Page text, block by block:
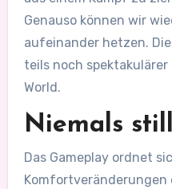
Genauso können wir
aufeinander hetzen.
teils noch
World.
Niemals
Das Gameplay ordnet